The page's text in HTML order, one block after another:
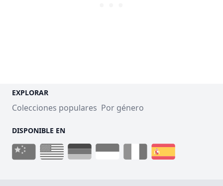
EXPLORAR
Colecciones populares Por género
DISPONIBLE EN